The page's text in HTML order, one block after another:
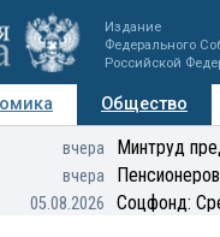
Издание
Федерального
Российской
Общество
Мнения
вчера Минтруд
вчера
05.08.2026 Соцфонд: